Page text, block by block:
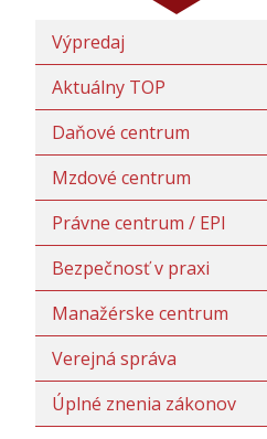
Výpredaj
Aktuálny TOP
Daňové centrum
Mzdové centrum
Právne centrum / EPI
Bezpečnosť v praxi
Manažérske centrum
Verejná správa
Úplné znenia zákonov